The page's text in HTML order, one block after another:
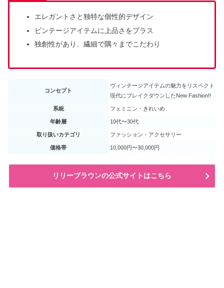
エレガントさと独特な個性的デザイン
ビンテージアイテムに上品さをプラス
独創性があり、繊細で隅々までこだわり
コンセプト
ヴィンテージアイテムの魅力をリスペクト
現代にブレイクダウンしたNew Fashion!!
系統 フェミニン・きれいめ
年齢層 10代〜30代
取り扱いカテゴリ ファッション・アクセサリー
価格帯 10,000円〜30,000円
リリーブラウンの公式サイトはこちら